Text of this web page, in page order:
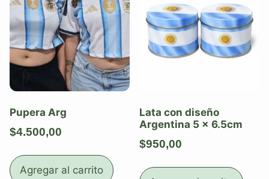
Pupera Arg
$4.500,00
Agregar al carrito
Lata con diseño
Argentina 5 x 6.5cm
$950,00